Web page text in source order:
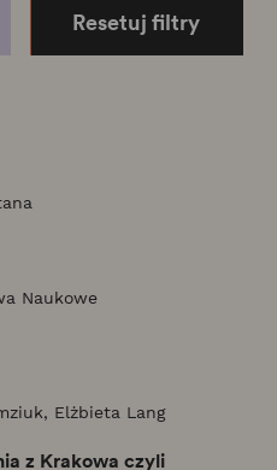
Resetuj filtry
Naukowe
Elżbieta Lang
z Krakowa czyli